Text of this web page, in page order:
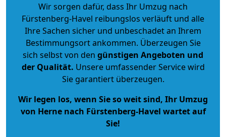
Wir sorgen dafür, dass Ihr Umzug nach
Fürstenberg-Havel reibungslos verläuft und alle
Ihre Sachen sicher und unbeschadet an Ihrem
Bestimmungsort ankommen. Überzeugen Sie
sich selbst von den günstigen Angeboten und
der Qualität. Unsere umfassender Service wird
Sie garantiert überzeugen.
Wir legen los, wenn Sie so weit sind, Ihr Umzug
von Herne nach Fürstenberg-Havel wartet auf
Sie!